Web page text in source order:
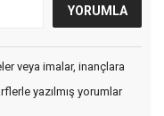
veya imalar, inançlara
yazılmış yorumlar